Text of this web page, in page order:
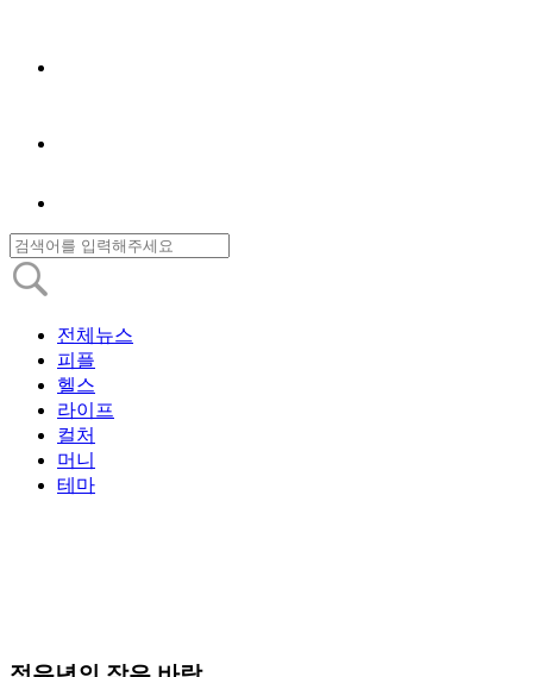
전체뉴스
피플
헬스
라이프
컬처
머니
테마